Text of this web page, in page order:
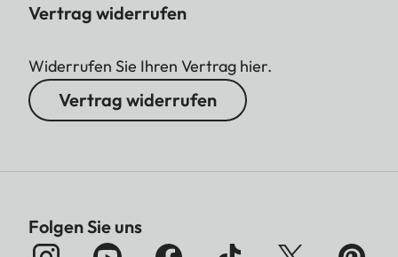
Vertrag widerrufen
Widerrufen Sie Ihren Vertrag hier.
Vertrag widerrufen
Folgen Sie uns